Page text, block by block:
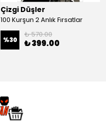
Çizgi Düşler
100 Kurşun 2 Anlık Fırsatlar
%30
₺ 570.00
₺ 399.00